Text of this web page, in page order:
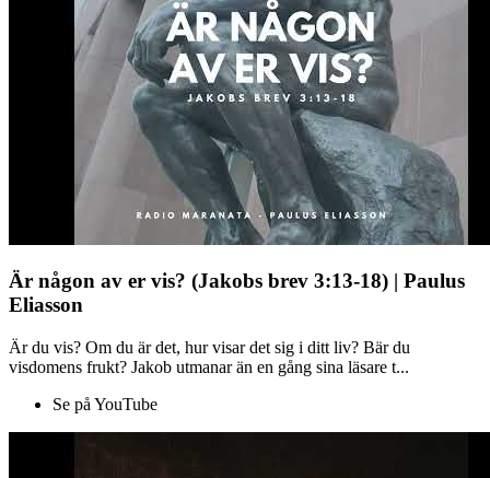
Är någon av er vis? (Jakobs brev 3:13-18) | Paulus
Eliasson
Är du vis? Om du är det, hur visar det sig i ditt liv? Bär du
visdomens frukt? Jakob utmanar än en gång sina läsare t...
Se på YouTube